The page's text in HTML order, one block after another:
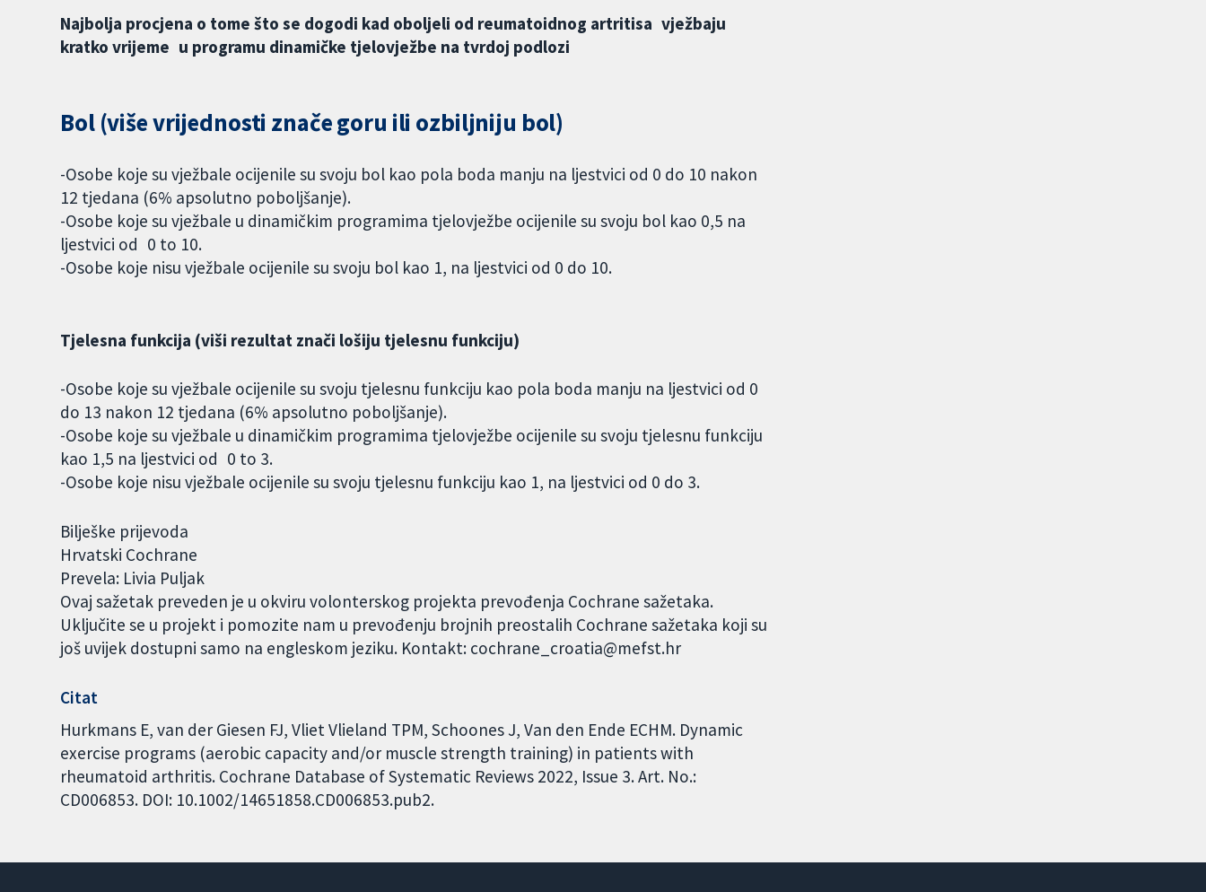
Najbolja procjena o tome što se dogodi kad oboljeli od reumatoidnog artritisa vježbaju
kratko vrijeme u programu dinamičke tjelovježbe na tvrdoj podlozi
Bol (više vrijednosti znače goru ili ozbiljniju bol)
-Osobe koje su vježbale ocijenile su svoju bol kao pola boda manju na ljestvici od 0 do 10 nakon
12 tjedana (6% apsolutno poboljšanje).
-Osobe koje su vježbale u dinamičkim programima tjelovježbe ocijenile su svoju bol kao 0,5 na
ljestvici od 0 to 10.
-Osobe koje nisu vježbale ocijenile su svoju bol kao 1, na ljestvici od 0 do 10.
Tjelesna funkcija (viši rezultat znači lošiju tjelesnu funkciju)
-Osobe koje su vježbale ocijenile su svoju tjelesnu funkciju kao pola boda manju na ljestvici od 0
do 13 nakon 12 tjedana (6% apsolutno poboljšanje).
-Osobe koje su vježbale u dinamičkim programima tjelovježbe ocijenile su svoju tjelesnu funkciju
kao 1,5 na ljestvici od 0 to 3.
-Osobe koje nisu vježbale ocijenile su svoju tjelesnu funkciju kao 1, na ljestvici od 0 do 3.
Bilješke prijevoda
Hrvatski Cochrane
Prevela: Livia Puljak
Ovaj sažetak preveden je u okviru volonterskog projekta prevođenja Cochrane sažetaka.
Uključite se u projekt i pomozite nam u prevođenju brojnih preostalih Cochrane sažetaka koji su
još uvijek dostupni samo na engleskom jeziku. Kontakt: cochrane_croatia@mefst.hr
Citat
Hurkmans E, van der Giesen FJ, Vliet Vlieland TPM, Schoones J, Van den Ende ECHM. Dynamic
exercise programs (aerobic capacity and/or muscle strength training) in patients with
rheumatoid arthritis. Cochrane Database of Systematic Reviews 2022, Issue 3. Art. No.:
CD006853. DOI: 10.1002/14651858.CD006853.pub2.